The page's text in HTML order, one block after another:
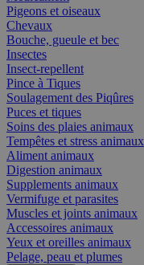
Pigeons et oiseaux
Chevaux
Bouche, gueule et bec
Insectes
Insect-repellent
Pince à Tiques
Soulagement des Piqûres
Puces et tiques
Soins des plaies animaux
Tempêtes et stress animaux
Aliment animaux
Digestion animaux
Supplements animaux
Vermifuge et parasites
Muscles et joints animaux
Accessoires animaux
Yeux et oreilles animaux
Pelage, peau et plumes